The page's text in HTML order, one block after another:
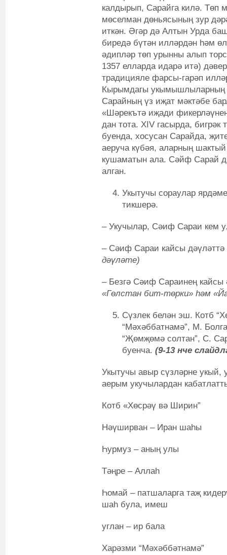
калдырып, Сарайга килә. Төп
мөселман дөньясының зур
иткән. Әгәр дә Алтын Урда
биредә бүтән илләрдән һәм
әдипләр төп урынны алып
1357 елларда идарә итә)
традицияле фарсы-гарәп
Кырымдагы укымышлыларның
Сарайның үз иҗат мәктәбе
«Шәрекътә иҗади
дан тота. XIV гасырда,
буенда, хосусан Сарайда,
аеруча күбәя, аларның
кушаматын ала. Сәйф Сарай
алган.
Укытучы сораулар
тикшерә.
– Укучылар, Сәиф Сараи кем
– Сәиф Сараи кайсы
дәүләте)
– Безгә Сәиф Сараинең кайсы
«Гөлстан бит-төрки» һәм
Сүзлек белән эш. Котб
“Мәхәббатнамә”, М.
“Җөмҗөмә солтан”, С.
буенча. (9-13 нче
Укытучы авыр сүзләрне укый,
аерым укучылардан
Котб «Хөсрәү вә Ширин”
Нәүширван – Иран шаһы
Һурмуз – аның улы
Тәңре – Аллаһ
Һомай – патшаларга таҗ
шаһ була, имеш
углан – ир бала
Харәзми “Мәхәббәтнамә”